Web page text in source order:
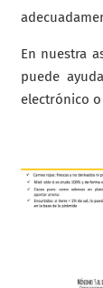
En nuestra
puede
electrónico